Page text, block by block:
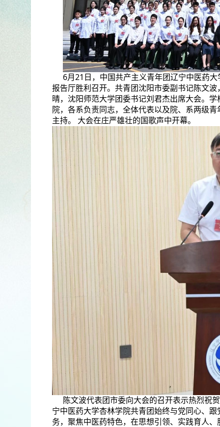
6月21日，中国共产主义青年团辽宁中医药
报告厅胜利召开。共青团沈阳市委副书记陈文
晴，沈阳师范大学团委书记刘君杰出席大会。
院，各系负责同志，全体代表以及院、系两级
主持。 大会在庄严雄壮的国歌声中开幕。
陈文波代表团市委向大会的召开表示热烈祝
宁中医药大学杏林学院共青团始终与党同心、
务，聚焦中医药特色，在思想引领、实践育人